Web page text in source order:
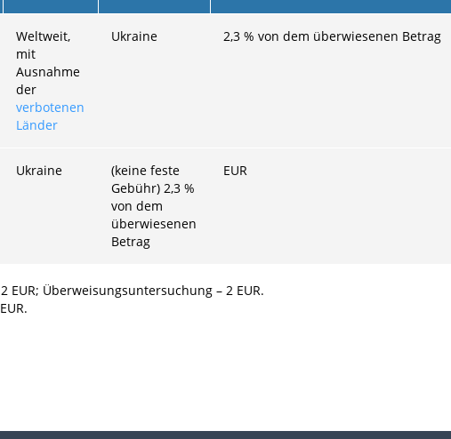
Weltweit,
mit
Ausnahme
der
verbotenen
Länder
Ukraine 2,3 % von dem überwiesenen Betrag
Ukraine
(keine feste
Gebühr) 2,3 %
von dem
überwiesenen
Betrag
EUR
2 EUR; Überweisungsuntersuchung – 2 EUR.
EUR.